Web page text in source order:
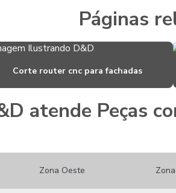
Páginas
Corte router cnc para fachadas
atende Peças
Zona Oeste